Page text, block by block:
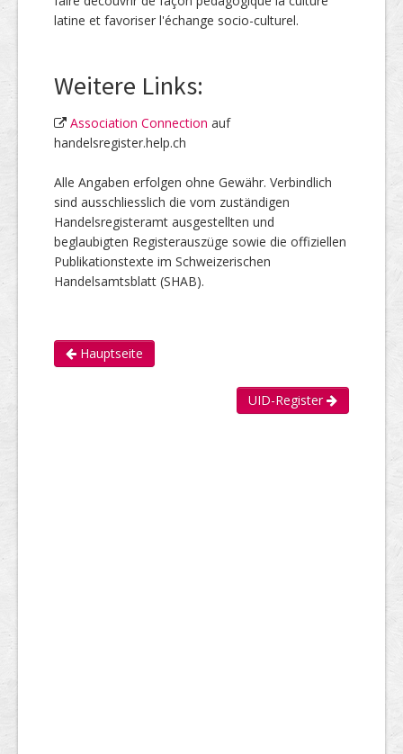
latine et favoriser l'échange socio-culturel.
Weitere Links:
Association Connection auf
handelsregister.help.ch
Alle Angaben erfolgen ohne Gewähr. Verbindlich
sind ausschliesslich die vom zuständigen
Handelsregisteramt ausgestellten und
beglaubigten Registerauszüge sowie die offiziellen
Publikationstexte im Schweizerischen
Handelsamtsblatt (SHAB).
Hauptseite
UID-Register